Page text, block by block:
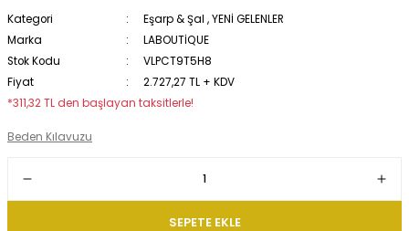
Kategori Eşarp & Şal ,YENİ GELENLER
Marka
LABOUTİQUE
Stok Kodu
VLPCT9T5H8
Fiyat
2.727,27 TL + KDV
*311,32 TL den başlayan taksitlerle!
Beden Kılavuzu
SEPETE EKLE